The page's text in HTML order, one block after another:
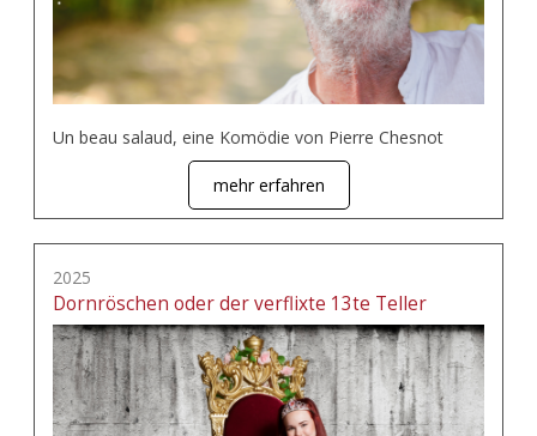
Un beau salaud, eine Komödie von Pierre Chesnot
mehr erfahren
2025
Dornröschen oder der verflixte 13te Teller